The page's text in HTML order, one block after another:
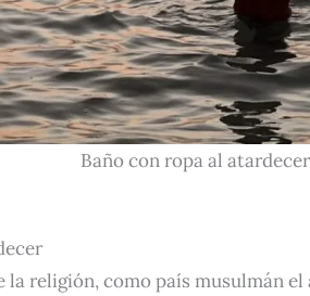
Baño con ropa al
la religión, como país musulmán